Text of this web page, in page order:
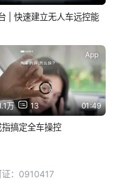
| 快速建立无人车远控能
万 13 01:49
App
指搞定全车操控
证：0910417